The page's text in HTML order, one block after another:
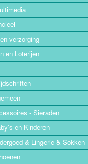
verzorging
en Loterijen
- Sieraden
en Kinderen
& Lingerie & Sokken